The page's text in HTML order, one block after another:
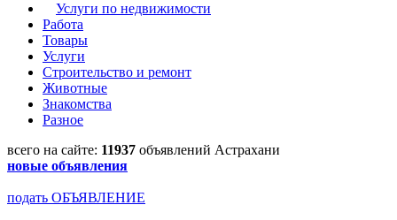
Услуги по недвижимости
Работа
Товары
Услуги
Строительство и ремонт
Животные
Знакомства
Разное
всего на сайте: 11937 объявлений Астрахани
новые объявления
подать ОБЪЯВЛЕНИЕ